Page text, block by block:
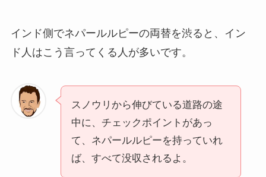
インド側でネパールルピーの両替を渋ると、イン
ド人はこう言ってくる人が多いです。
スノウリから伸びている道路の途
中に、チェックポイントがあっ
て、ネパールルピーを持っていれ
ば、すべて没収されるよ。